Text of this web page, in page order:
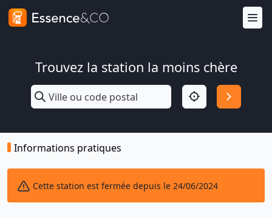
Trouvez la station la moins chère
Informations pratiques
Cette station est fermée depuis le 24/06/2024